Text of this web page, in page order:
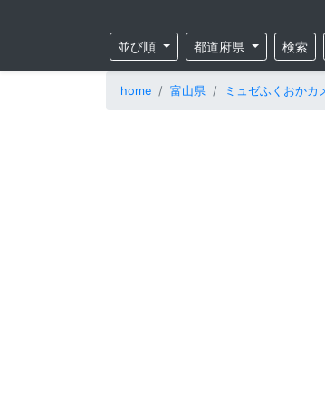
並び順 都道府県 検索
home 富山県 ミュゼふくおかカ